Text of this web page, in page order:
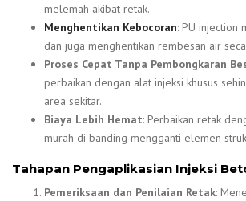
melemah akibat retak.
Menghentikan Kebocoran: PU injection
dan juga menghentikan rembesan air
Proses Cepat Tanpa Pembongkaran
perbaikan dengan alat injeksi khusus
area sekitar.
Biaya Lebih Hemat: Perbaikan retak
murah di banding mengganti elemen
Tahapan Pengaplikasian Injeksi
Pemeriksaan dan Penilaian Retak: